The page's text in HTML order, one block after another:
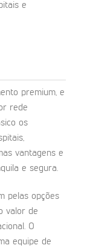
e
premium, e
rede
os
vantagens e
e segura.
pelas opções
valor de
O
equipe de